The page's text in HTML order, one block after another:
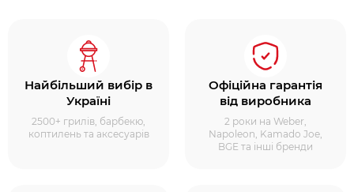
Найбільший вибір в
Україні
2500+ грилів, барбекю,
коптилень та аксесуарів
Офіційна гарантія
від виробника
2 роки на Weber,
Napoleon, Kamado Joe,
BGE та інші бренди